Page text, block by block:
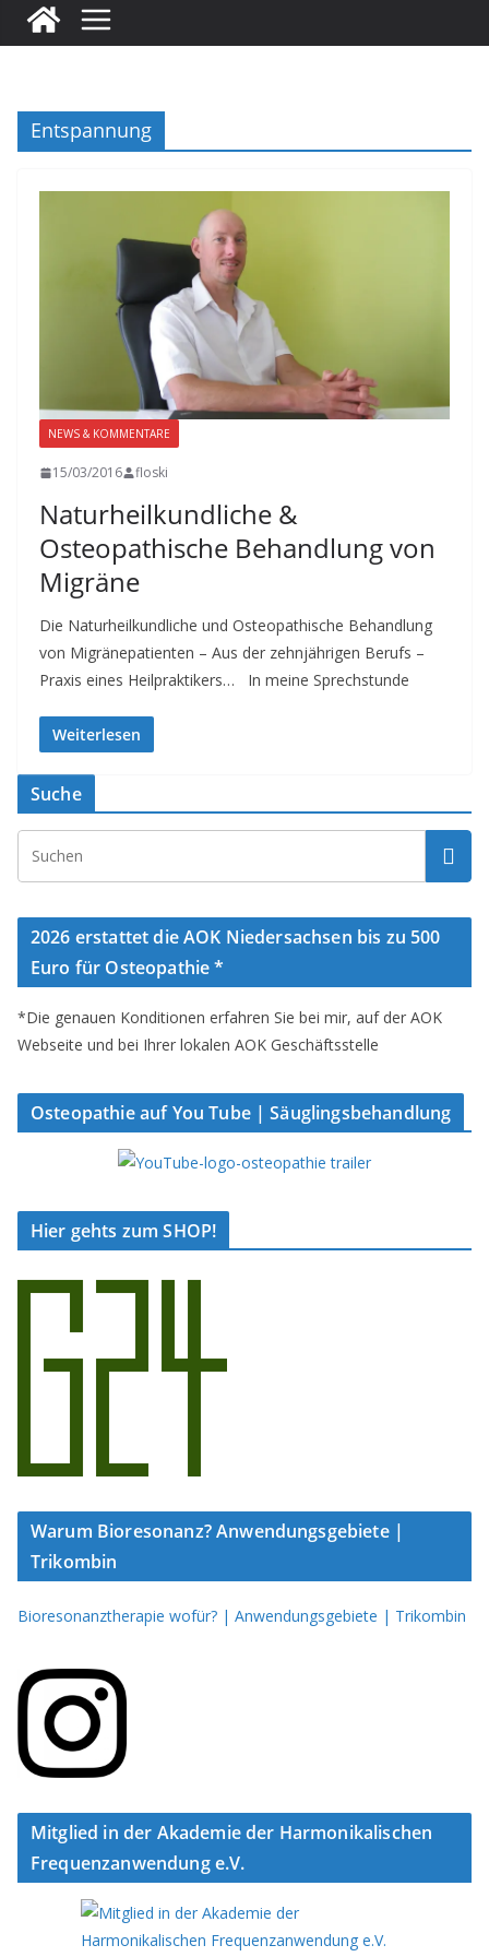
Entspannung
NEWS & KOMMENTARE
15/03/2016 floski
Naturheilkundliche &
Osteopathische Behandlung von
Migräne
Die Naturheilkundliche und Osteopathische Behandlung
von Migränepatienten – Aus der zehnjährigen Berufs –
Praxis eines Heilpraktikers… In meine Sprechstunde
Weiterlesen
Suche
2026 erstattet die AOK Niedersachsen bis zu 500
Euro für Osteopathie *
*Die genauen Konditionen erfahren Sie bei mir, auf der AOK
Webseite und bei Ihrer lokalen AOK Geschäftsstelle
Osteopathie auf You Tube | Säuglingsbehandlung
Hier gehts zum SHOP!
Warum Bioresonanz? Anwendungsgebiete |
Trikombin
Bioresonanztherapie wofür? | Anwendungsgebiete | Trikombin
Mitglied in der Akademie der Harmonikalischen
Frequenzanwendung e.V.